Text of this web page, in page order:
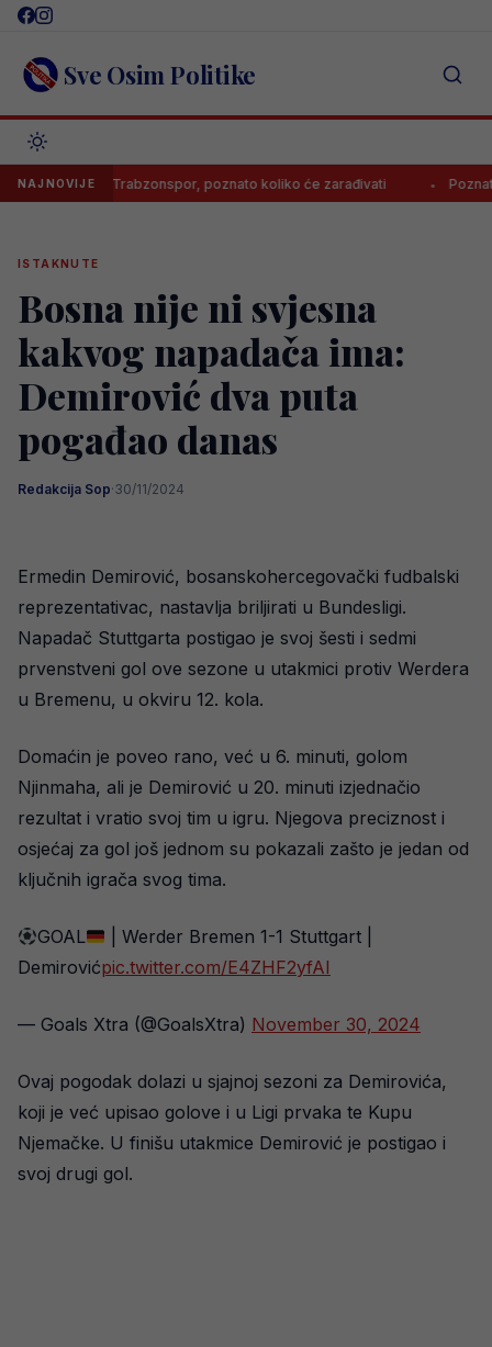
Skip
content Sve Osim Politike
NAJNOVIJE
za Trabzonspor, poznato koliko će zarađivati Poznato
ISTAKNUTE
Bosna nije ni svjesna
kakvog napadača ima:
Demirović dva puta
pogađao danas
Redakcija Sop·30/11/2024
Ermedin Demirović, bosanskohercegovački fudbalski
reprezentativac, nastavlja briljirati u Bundesligi.
Napadač Stuttgarta postigao je svoj šesti i sedmi
prvenstveni gol ove sezone u utakmici protiv Werdera
u Bremenu, u okviru 12. kola.
Domaćin je poveo rano, već u 6. minuti, golom
Njinmaha, ali je Demirović u 20. minuti izjednačio
rezultat i vratio svoj tim u igru. Njegova preciznost i
osjećaj za gol još jednom su pokazali zašto je jedan od
ključnih igrača svog tima.
GOAL
| Werder Bremen 1-1 Stuttgart |
Demirovićpic.twitter.com/E4ZHF2yfAI
— Goals Xtra (@GoalsXtra) November 30, 2024
Ovaj pogodak dolazi u sjajnoj sezoni za Demirovića,
koji je već upisao golove i u Ligi prvaka te Kupu
Njemačke. U finišu utakmice Demirović je postigao i
svoj drugi gol.